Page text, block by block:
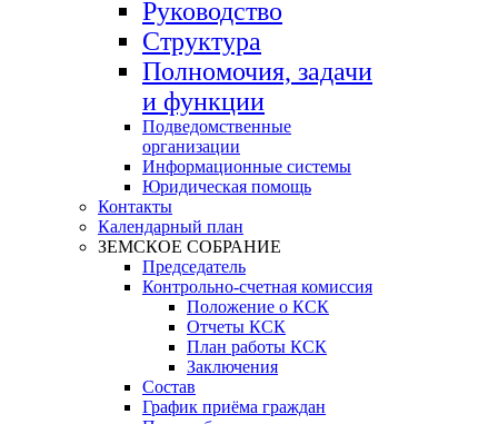
Руководство
Структура
Полномочия, задачи
и функции
Подведомственные
организации
Информационные системы
Юридическая помощь
Контакты
Календарный план
ЗЕМСКОЕ СОБРАНИЕ
Председатель
Контрольно-счетная комиссия
Положение о КСК
Отчеты КСК
План работы КСК
Заключения
Состав
График приёма граждан